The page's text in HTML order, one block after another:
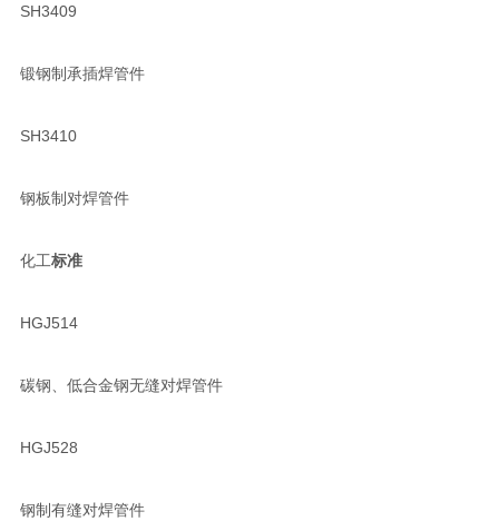
SH3409
锻钢制承插焊管件
SH3410
钢板制对焊管件
化工标准
HGJ514
碳钢、低合金钢无缝对焊管件
HGJ528
钢制有缝对焊管件